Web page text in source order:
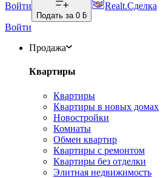
Войти
Подать за 0 ƃ
Realt.Сделка
Войти
Продажа
Квартиры
Квартиры
Квартиры в новых домах
Новостройки
Комнаты
Обмен квартир
Квартиры с ремонтом
Квартиры без отделки
Элитная недвижимость